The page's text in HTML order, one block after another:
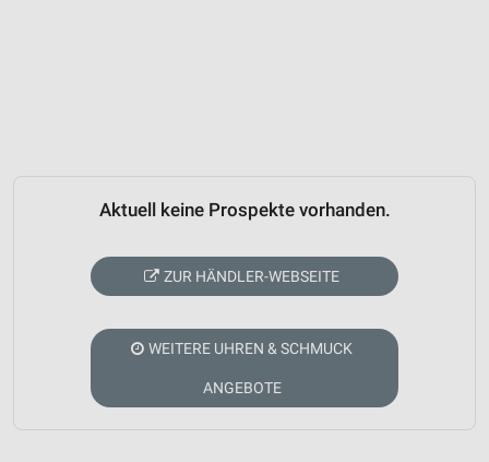
Aktuell keine Prospekte vorhanden.
ZUR HÄNDLER-WEBSEITE
WEITERE UHREN & SCHMUCK
ANGEBOTE